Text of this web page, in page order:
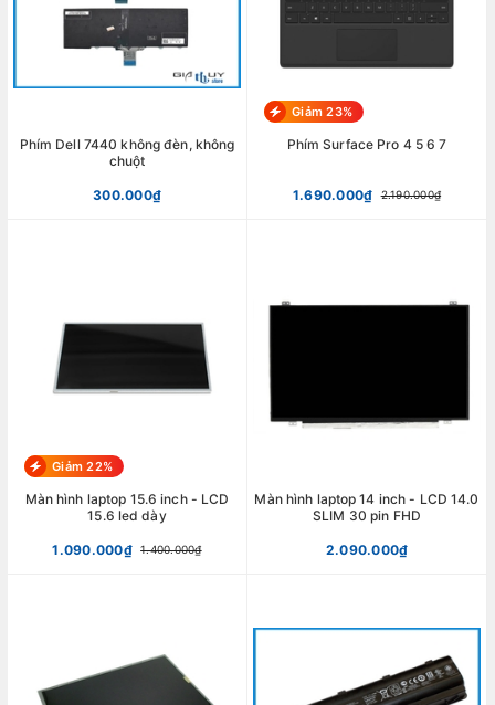
Phím Dell 7440 không đèn, không
chuột
300.000₫
Giảm 23%
Phím Surface Pro 4 5 6 7
1.690.000₫ 2.190.000₫
Giảm 22%
Màn hình laptop 15.6 inch - LCD
15.6 led dày
1.090.000₫ 1.400.000₫
Màn hình laptop 14 inch - LCD 14.0
SLIM 30 pin FHD
2.090.000₫